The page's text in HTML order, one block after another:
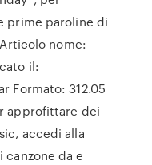
prime paroline di
nome:
il:
Formato: 312.05
approfittare dei
accedi alla
da e